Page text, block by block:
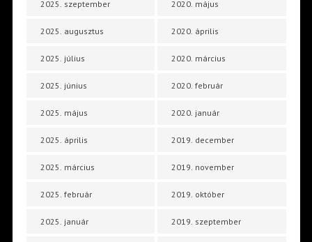
2025. szeptember
2025. augusztus
2025. július
2025. június
2025. május
2025. április
2025. március
2025. február
2025. január
2020. május
2020. április
2020. március
2020. február
2020. január
2019. december
2019. november
2019. október
2019. szeptember